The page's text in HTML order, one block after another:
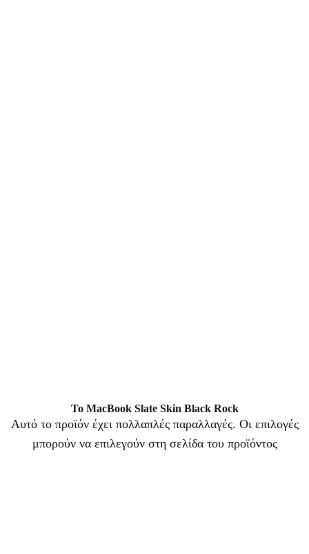
Το MacBook Slate Skin Black Rock
Αυτό το προϊόν έχει πολλαπλές παραλλαγές. Οι επιλογές
μπορούν να επιλεγούν στη σελίδα του προϊόντος